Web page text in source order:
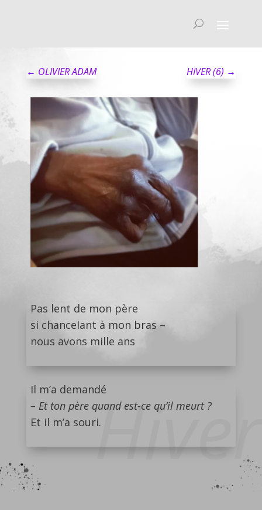
← OLIVIER ADAM HIVER (6) →
Pas lent de mon père
si chancelant à mon bras –
nous avons mille ans
Il m’a demandé
– Et ton père quand est-ce qu’il meurt ?
Et il m’a souri.Hiver